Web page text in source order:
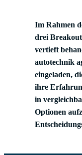
Im Rahmen
drei
vertieft
autotechnik
eingeladen,
ihre
in
Optionen